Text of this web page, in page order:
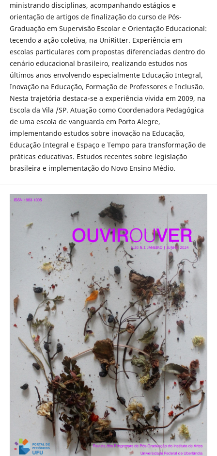
ministrando disciplinas, acompanhando estágios e
orientação de artigos de finalização do curso de Pós-
Graduação em Supervisão Escolar e Orientação Educacional:
tecendo a ação coletiva, na UniRitter. Experiência em
escolas particulares com propostas diferenciadas dentro do
cenário educacional brasileiro, realizando estudos nos
últimos anos envolvendo especialmente Educação Integral,
Inovação na Educação, Formação de Professores e Inclusão.
Nesta trajetória destaca-se a experiência vivida em 2009, na
Escola da Vila /SP. Atuação como Coordenadora Pedagógica
de uma escola de vanguarda em Porto Alegre,
implementando estudos sobre inovação na Educação,
Educação Integral e Espaço e Tempo para transformação de
práticas educativas. Estudos recentes sobre legislação
brasileira e implementação do Novo Ensino Médio.